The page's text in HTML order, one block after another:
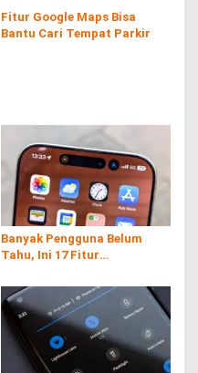
Fitur Google Maps Bisa
Bantu Cari Tempat Parkir
Banyak Pengguna Belum
Tahu, Ini 17 Fitur
Ternyata Sangat Berguna